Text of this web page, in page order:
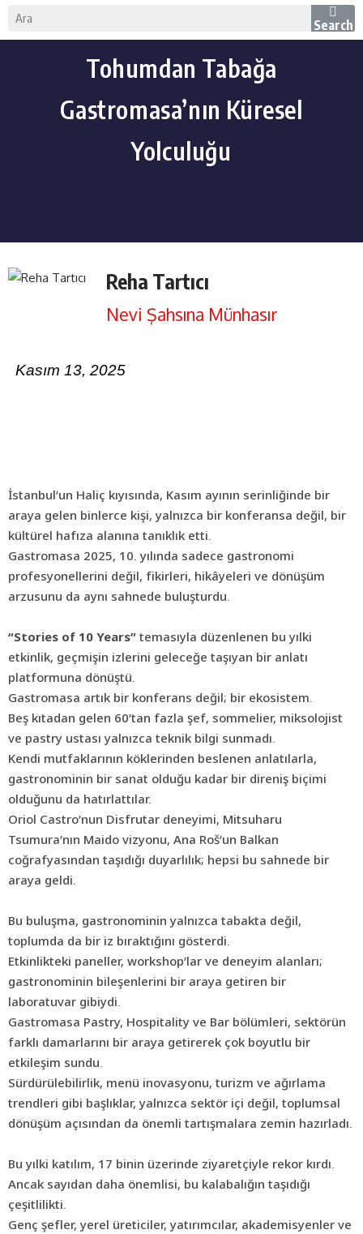
Search
Tohumdan Tabağa
Gastromasa’nın Küresel
Yolculuğu
Reha Tartıcı
Nevi Şahsına Münhasır
Kasım 13, 2025
İstanbul’un Haliç kıyısında, Kasım ayının serinliğinde bir
araya gelen binlerce kişi, yalnızca bir konferansa değil, bir
kültürel hafıza alanına tanıklık etti.
Gastromasa 2025, 10. yılında sadece gastronomi
profesyonellerini değil, fikirleri, hikâyeleri ve dönüşüm
arzusunu da aynı sahnede buluşturdu.
“Stories of 10 Years” temasıyla düzenlenen bu yılki
etkinlik, geçmişin izlerini geleceğe taşıyan bir anlatı
platformuna dönüştü.
Gastromasa artık bir konferans değil; bir ekosistem.
Beş kıtadan gelen 60’tan fazla şef, sommelier, miksolojist
ve pastry ustası yalnızca teknik bilgi sunmadı.
Kendi mutfaklarının köklerinden beslenen anlatılarla,
gastronominin bir sanat olduğu kadar bir direniş biçimi
olduğunu da hatırlattılar.
Oriol Castro’nun Disfrutar deneyimi, Mitsuharu
Tsumura’nın Maido vizyonu, Ana Roš’un Balkan
coğrafyasından taşıdığı duyarlılık; hepsi bu sahnede bir
araya geldi.
Bu buluşma, gastronominin yalnızca tabakta değil,
toplumda da bir iz bıraktığını gösterdi.
Etkinlikteki paneller, workshop’lar ve deneyim alanları;
gastronominin bileşenlerini bir araya getiren bir
laboratuvar gibiydi.
Gastromasa Pastry, Hospitality ve Bar bölümleri, sektörün
farklı damarlarını bir araya getirerek çok boyutlu bir
etkileşim sundu.
Sürdürülebilirlik, menü inovasyonu, turizm ve ağırlama
trendleri gibi başlıklar, yalnızca sektör içi değil, toplumsal
dönüşüm açısından da önemli tartışmalara zemin hazırladı.
Bu yılki katılım, 17 binin üzerinde ziyaretçiyle rekor kırdı.
Ancak sayıdan daha önemlisi, bu kalabalığın taşıdığı
çeşitlilikti.
Genç şefler, yerel üreticiler, yatırımcılar, akademisyenler ve